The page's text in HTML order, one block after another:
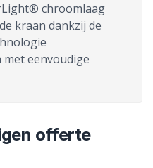
chroomlaag
kraan dankzij de
eenvoudige
offerte